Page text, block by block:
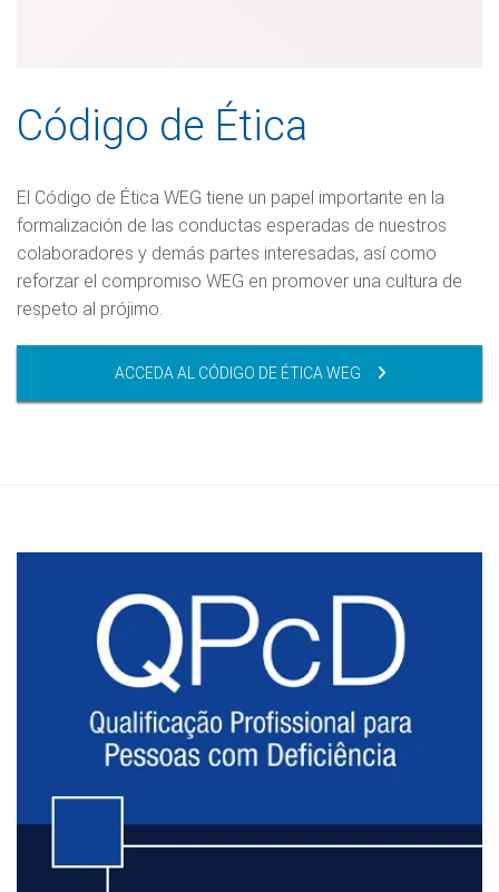
Código de Ética
El Código de Ética WEG tiene un papel importante en la
formalización de las conductas esperadas de nuestros
colaboradores y demás partes interesadas, así como
reforzar el compromiso WEG en promover una cultura de
respeto al prójimo.
ACCEDA AL CÓDIGO DE ÉTICA WEG